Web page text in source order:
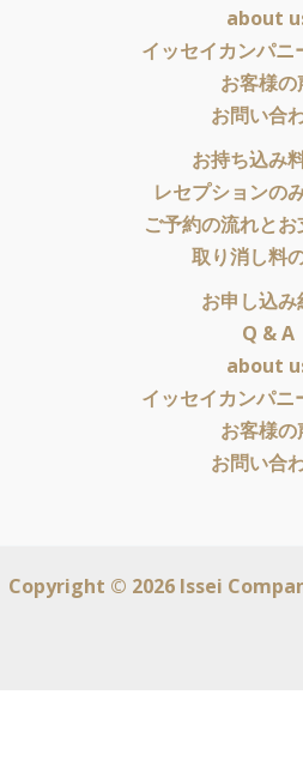
about
イッセイカンパニ
お客様の
お問い合
お持ち込み
レセプションの
ご予約の流れと
取り消し料
お申し込み
Q & A
about
イッセイカンパニ
お客様の
お問い合
Copyright © 2026 Issei